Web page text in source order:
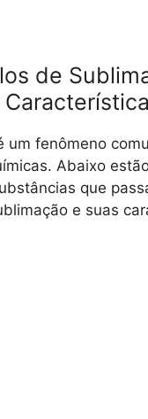
de
um fenômeno
Abaixo
que
e suas